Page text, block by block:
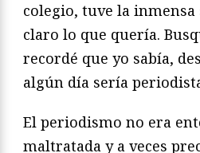
colegio, tuve la
claro lo que quería.
recordé que yo sabía,
algún día sería
El periodismo no era
maltratada y a veces